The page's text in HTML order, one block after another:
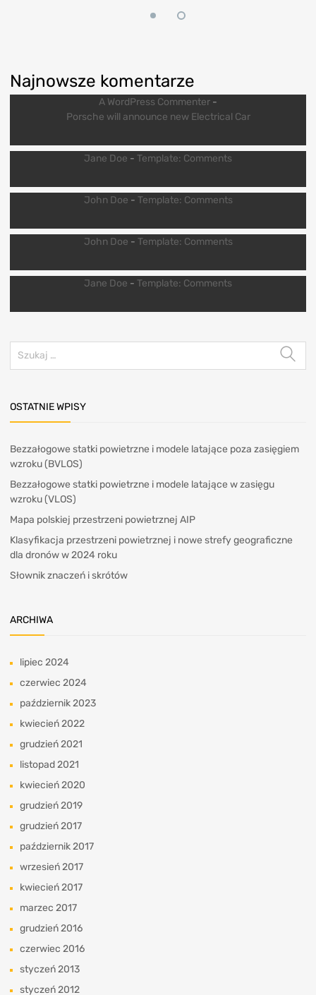
Najnowsze komentarze
A WordPress Commenter -
Porsche will announce new Electrical Car
Jane Doe - Template: Comments
John Doe - Template: Comments
John Doe - Template: Comments
Jane Doe - Template: Comments
OSTATNIE WPISY
Bezzałogowe statki powietrzne i modele latające poza zasięgiem
wzroku (BVLOS)
Bezzałogowe statki powietrzne i modele latające w zasięgu
wzroku (VLOS)
Mapa polskiej przestrzeni powietrznej AIP
Klasyfikacja przestrzeni powietrznej i nowe strefy geograficzne
dla dronów w 2024 roku
Słownik znaczeń i skrótów
ARCHIWA
lipiec 2024
czerwiec 2024
październik 2023
kwiecień 2022
grudzień 2021
listopad 2021
kwiecień 2020
grudzień 2019
grudzień 2017
październik 2017
wrzesień 2017
kwiecień 2017
marzec 2017
grudzień 2016
czerwiec 2016
styczeń 2013
styczeń 2012